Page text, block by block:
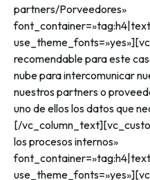
partners/Porveedores»
recomendable para este
nube para intercomunicar
nuestros partners o
uno de ellos los datos que
[/
los procesos internos»